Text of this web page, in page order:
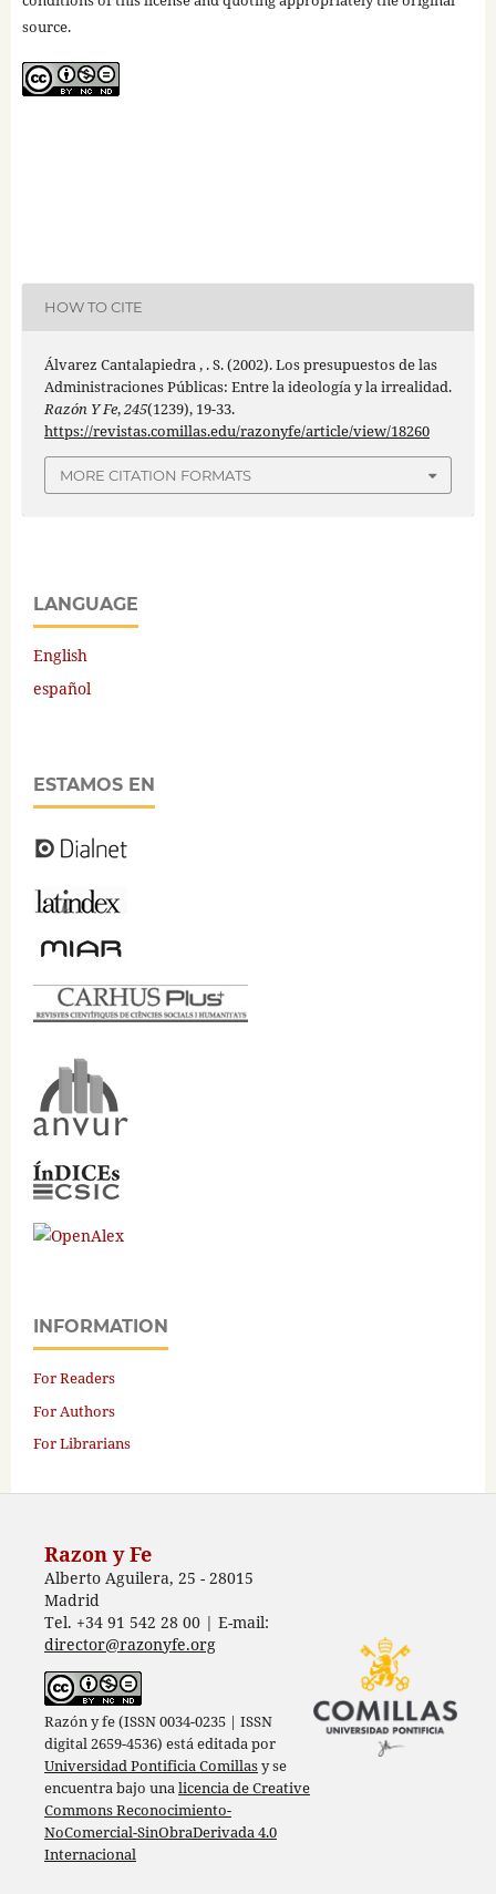
source.
HOW TO CITE
Álvarez Cantalapiedra , . S. (2002). Los presupuestos de las
Administraciones Públicas: Entre la ideología y la irrealidad.
Razón Y Fe,245(1239), 19-33.
https://revistas.comillas.edu/razonyfe/article/view/18260
MORE CITATION FORMATS
LANGUAGE
English
español
ESTAMOS EN
INFORMATION
For Readers
For Authors
For Librarians
Razon y Fe
Alberto Aguilera, 25 - 28015
Madrid
Tel. +34 91 542 28 00 | E-mail:
director@razonyfe.org
Razón y fe (ISSN 0034-0235 | ISSN
digital 2659-4536) está editada por
Universidad Pontificia Comillasy se
encuentra bajo unalicencia de Creative
Commons Reconocimiento-
NoComercial-SinObraDerivada 4.0
Internacional